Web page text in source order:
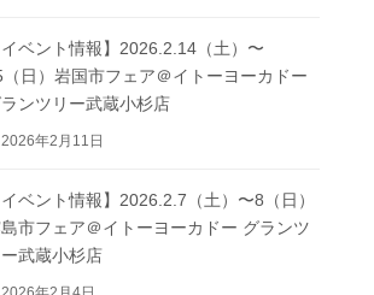
イベント情報】2026.2.14（土）〜
（日）岩国市フェア＠イトーヨーカドー
ンツリー武蔵小杉店
年2月11日
イベント情報】2026.2.7（土）〜8（日）
市フェア＠イトーヨーカドー グランツ
ー武蔵小杉店